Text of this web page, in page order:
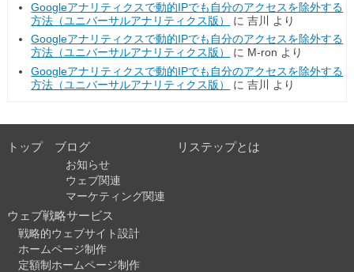
Googleアナリティクスで動的IPでも自分のアクセスを除外する
方法（ユニバーサルアナリティクス版）
に吉川
より
Googleアナリティクスで動的IPでも自分のアクセスを除外する
方法（ユニバーサルアナリティクス版）
に M-ron より
Googleアナリティクスで動的IPでも自分のアクセスを除外する
方法（ユニバーサルアナリティクス版）
に吉川 より
トップ ブログ
お知らせ
ウェブ関連
マーケティング関連
リステップとは
ウェブ戦略サービス
戦略的ウェブサイト設計
ホームページ制作
定額制ホームページ制作